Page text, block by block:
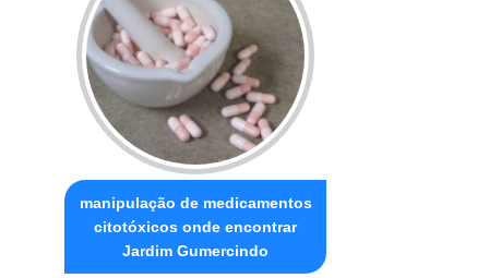
manipulação de medicamentos
citotóxicos onde encontrar
Jardim Gumercindo